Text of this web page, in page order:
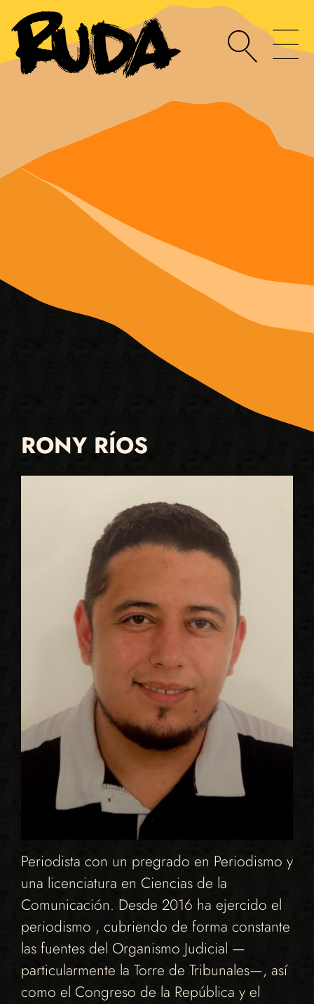
RONY RÍOS
Periodista con un pregrado en Periodismo y
una licenciatura en Ciencias de la
Comunicación. Desde 2016 ha ejercido el
periodismo , cubriendo de forma constante
las fuentes del Organismo Judicial —
particularmente la Torre de Tribunales—, así
como el Congreso de la República y el